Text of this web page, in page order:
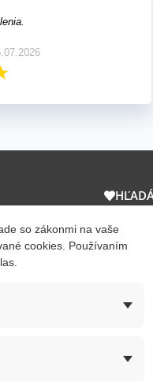
Novinky
so zákonmi na vaše
cookies. Používaním